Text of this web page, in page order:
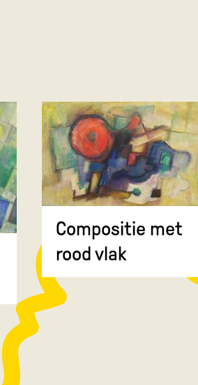
Compositie met
rood vlak